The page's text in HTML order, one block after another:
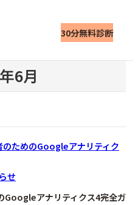
30分無料診断
6月
ためのGoogleアナリティク
せ
Googleアナリティクス4完全ガ